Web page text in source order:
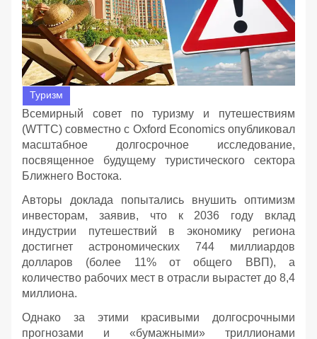
Туризм
Всемирный совет по туризму и путешествиям
(WTTC) совместно с Oxford Economics опубликовал
масштабное долгосрочное исследование,
посвященное будущему туристического сектора
Ближнего Востока.
Авторы доклада попытались внушить оптимизм
инвесторам, заявив, что к 2036 году вклад
индустрии путешествий в экономику региона
достигнет астрономических 744 миллиардов
долларов (более 11% от общего ВВП), а
количество рабочих мест в отрасли вырастет до 8,4
миллиона.
Однако за этими красивыми долгосрочными
прогнозами и «бумажными» триллионами